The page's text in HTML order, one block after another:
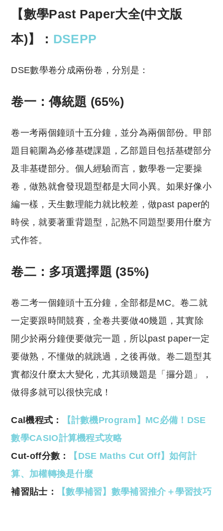
【數學Past Paper大全(中文版
本)】： DSEPP
DSE數學卷分成兩份卷，分別是：
卷一：傳統題 (65%)
卷一考兩個鐘頭十五分鐘，並分為兩個部份。甲部
題目範圍為必修基礎課題，乙部題目包括基礎部分
及非基礎部分。個人經驗而言，數學卷一定要操
卷，做熟就會發現題型都是大同小異。如果好像小
編一樣，天生數理能力就比較差，做past paper的
時侯，就要著重背題型，記熟不同題型要用什麼方
式作答。
卷二：多項選擇題 (35%)
卷二考一個鐘頭十五分鐘，全部都是MC。卷二就
一定要跟時間競賽，全卷共要做40幾題，其實除
開少於兩分鐘便要做完一題，所以past paper一定
要做熟，不懂做的就跳過，之後再做。卷二題型其
實都沒什麼太大變化，尤其頭幾題是「攞分題」，
做得多就可以很快完成！
Cal機程式：
【計數機Program】MC必備！DSE
數學CASIO計算機程式攻略
Cut-off分數：
【DSE Maths Cut Off】如何計
算、加權轉換是什麼
補習貼士：
【數學補習】數學補習推介＋學習技巧